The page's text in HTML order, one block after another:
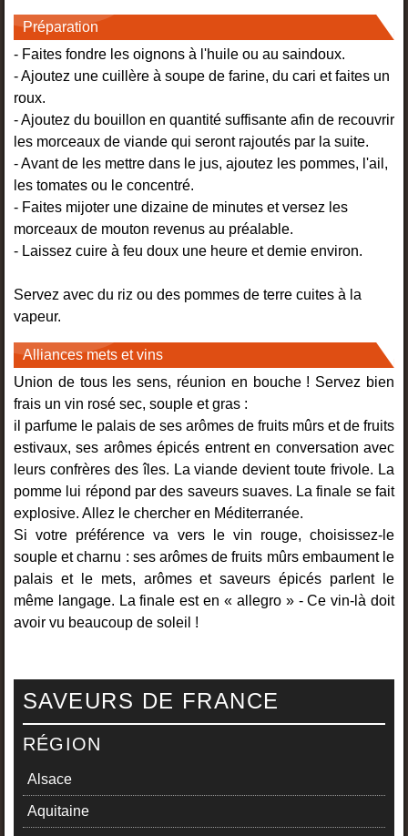
Préparation
- Faites fondre les oignons à l'huile ou au saindoux.
- Ajoutez une cuillère à soupe de farine, du cari et faites un
roux.
- Ajoutez du bouillon en quantité suffisante afin de recouvrir
les morceaux de viande qui seront rajoutés par la suite.
- Avant de les mettre dans le jus, ajoutez les pommes, l'ail,
les tomates ou le concentré.
- Faites mijoter une dizaine de minutes et versez les
morceaux de mouton revenus au préalable.
- Laissez cuire à feu doux une heure et demie environ.
Servez avec du riz ou des pommes de terre cuites à la
vapeur.
Alliances mets et vins
Union de tous les sens, réunion en bouche ! Servez bien
frais un vin rosé sec, souple et gras :
il parfume le palais de ses arômes de fruits mûrs et de fruits
estivaux, ses arômes épicés entrent en conversation avec
leurs confrères des îles. La viande devient toute frivole. La
pomme lui répond par des saveurs suaves. La finale se fait
explosive. Allez le chercher en Méditerranée.
Si votre préférence va vers le vin rouge, choisissez-le
souple et charnu : ses arômes de fruits mûrs embaument le
palais et le mets, arômes et saveurs épicés parlent le
même langage. La finale est en « allegro » - Ce vin-là doit
avoir vu beaucoup de soleil !
SAVEURS DE FRANCE
RÉGION
Alsace
Aquitaine